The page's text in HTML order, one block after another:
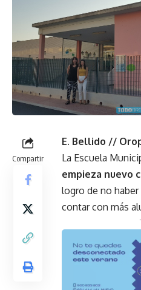
Compartir
E. Bellido //
La Escuela
empieza nuevo
logro de no
contar con más